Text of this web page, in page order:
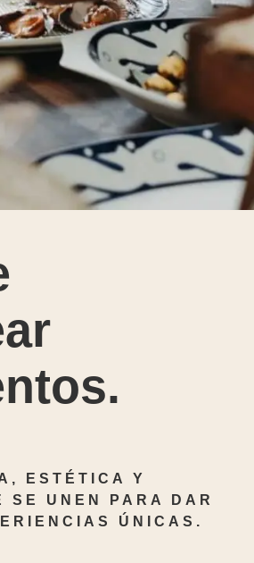
ESTÉTICA Y
SE UNEN PARA DAR
ÚNICAS.